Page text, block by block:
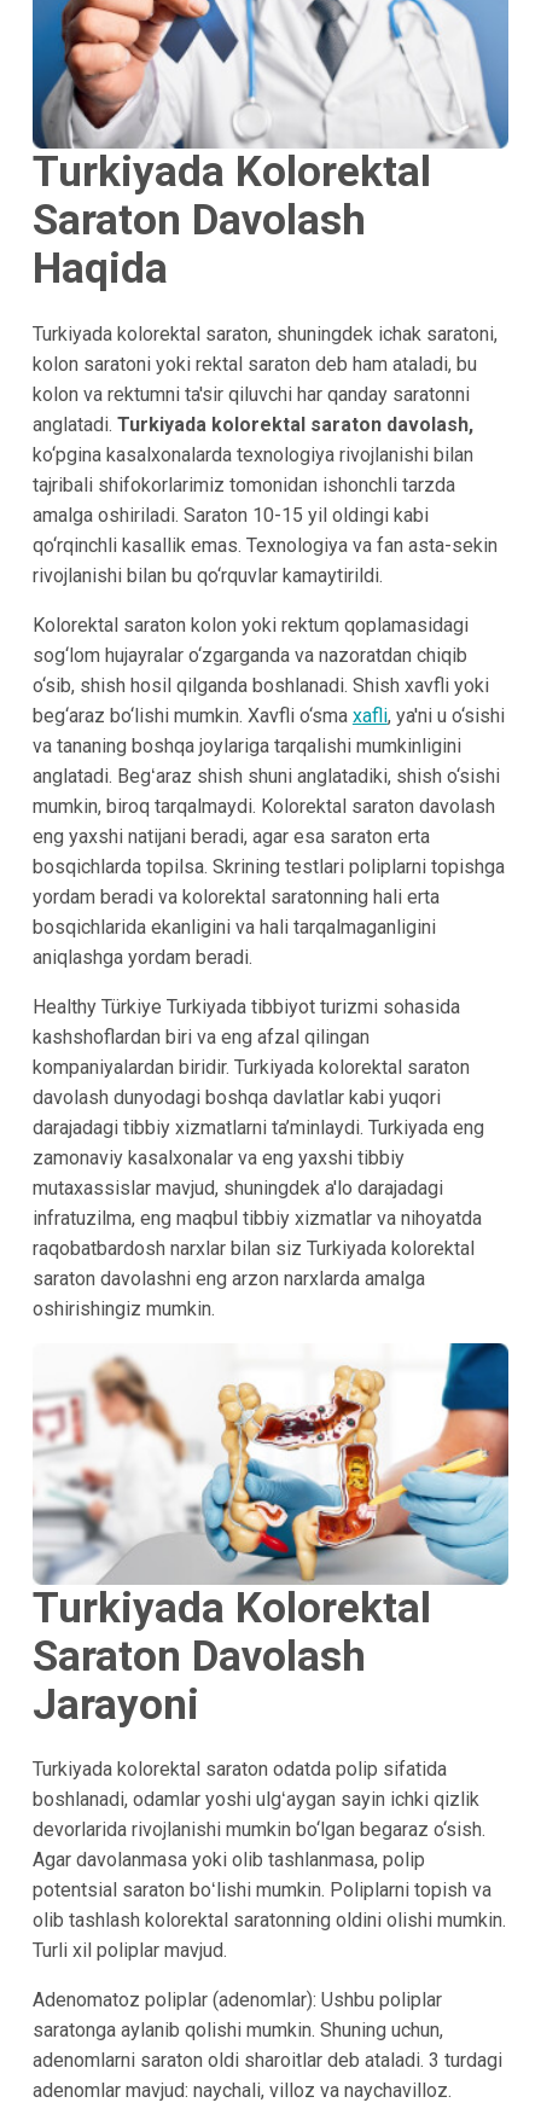
Turkiyada Kolorektal
Saraton Davolash
Haqida
Turkiyada kolorektal saraton, shuningdek ichak saratoni,
kolon saratoni yoki rektal saraton deb ham ataladi, bu
kolon va rektumni ta'sir qiluvchi har qanday saratonni
anglatadi. Turkiyada kolorektal saraton davolash,
ko‘pgina kasalxonalarda texnologiya rivojlanishi bilan
tajribali shifokorlarimiz tomonidan ishonchli tarzda
amalga oshiriladi. Saraton 10-15 yil oldingi kabi
qo‘rqinchli kasallik emas. Texnologiya va fan asta-sekin
rivojlanishi bilan bu qo‘rquvlar kamaytirildi.
Kolorektal saraton kolon yoki rektum qoplamasidagi
sog‘lom hujayralar o‘zgarganda va nazoratdan chiqib
o‘sib, shish hosil qilganda boshlanadi. Shish xavfli yoki
beg‘araz bo‘lishi mumkin. Xavfli o‘sma xafli, ya'ni u o‘sishi
va tananing boshqa joylariga tarqalishi mumkinligini
anglatadi. Begʻaraz shish shuni anglatadiki, shish o‘sishi
mumkin, biroq tarqalmaydi. Kolorektal saraton davolash
eng yaxshi natijani beradi, agar esa saraton erta
bosqichlarda topilsa. Skrining testlari poliplarni topishga
yordam beradi va kolorektal saratonning hali erta
bosqichlarida ekanligini va hali tarqalmaganligini
aniqlashga yordam beradi.
Healthy Türkiye Turkiyada tibbiyot turizmi sohasida
kashshoflardan biri va eng afzal qilingan
kompaniyalardan biridir. Turkiyada kolorektal saraton
davolash dunyodagi boshqa davlatlar kabi yuqori
darajadagi tibbiy xizmatlarni ta’minlaydi. Turkiyada eng
zamonaviy kasalxonalar va eng yaxshi tibbiy
mutaxassislar mavjud, shuningdek a'lo darajadagi
infratuzilma, eng maqbul tibbiy xizmatlar va nihoyatda
raqobatbardosh narxlar bilan siz Turkiyada kolorektal
saraton davolashni eng arzon narxlarda amalga
oshirishingiz mumkin.
Turkiyada Kolorektal
Saraton Davolash
Jarayoni
Turkiyada kolorektal saraton odatda polip sifatida
boshlanadi, odamlar yoshi ulgʻaygan sayin ichki qizlik
devorlarida rivojlanishi mumkin bo‘lgan begaraz o‘sish.
Agar davolanmasa yoki olib tashlanmasa, polip
potentsial saraton boʻlishi mumkin. Poliplarni topish va
olib tashlash kolorektal saratonning oldini olishi mumkin.
Turli xil poliplar mavjud.
Adenomatoz poliplar (adenomlar): Ushbu poliplar
saratonga aylanib qolishi mumkin. Shuning uchun,
adenomlarni saraton oldi sharoitlar deb ataladi. 3 turdagi
adenomlar mavjud: naychali, villoz va naychavilloz.